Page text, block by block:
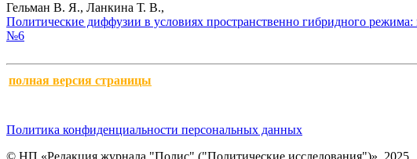
Гельман В. Я., Ланкина Т. В.,
Политические диффузии в условиях пространственно гибридного
№6
полная версия страницы
Политика конфиденциальности персональных данных